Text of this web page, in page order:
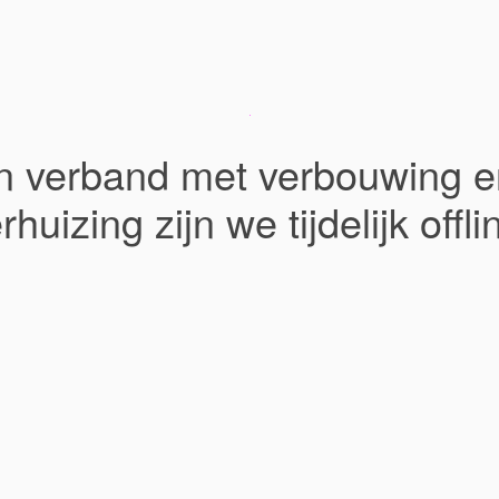
verband met verbouwing
zijn we tijdelijk